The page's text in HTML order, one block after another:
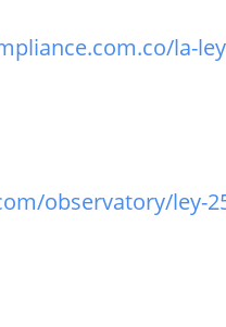
la-
observatory/ley-